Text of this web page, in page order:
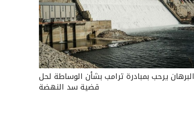
البرهان يرحب بمبادرة ترامب بشأن الوساطة لحل
قضية سد النهضة